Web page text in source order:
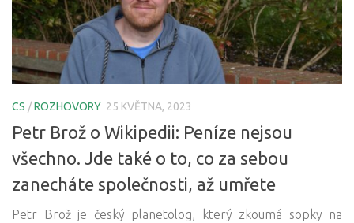
CS /ROZHOVORY 25 KVĚTNA, 2023
Petr Brož o Wikipedii: Peníze nejsou
všechno. Jde také o to, co za sebou
zanecháte společnosti, až umřete
Petr Brož je český planetolog, který zkoumá sopky na